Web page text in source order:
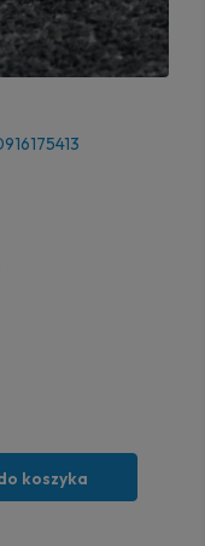
koszyka